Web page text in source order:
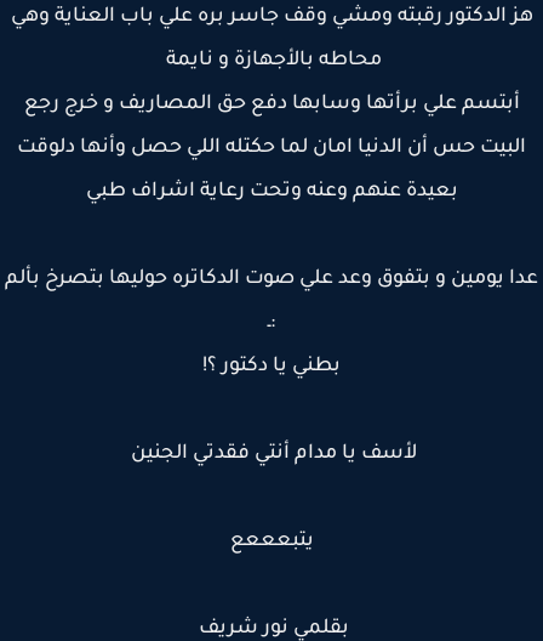
الدكتور رقبته ومشي وقف جاسر بره علي باب العناية وهي
محاطه بالأجهازة و نايمة
أبتسم علي برأتها وسابها دفع حق المصاريف و خرج رجع
حس أن الدنيا امان لما حكتله اللي حصل وأنها دلوقت
بعيدة عنهم وعنه وتحت رعاية اشراف طبي
يومين و بتفوق وعد علي صوت الدكاتره حوليها بتصرخ بألم
بطني يا دكتور ؟!
لأسف يا مدام أنتي فقدتي الجنين
يتبعععع
بقلمي نور شريف